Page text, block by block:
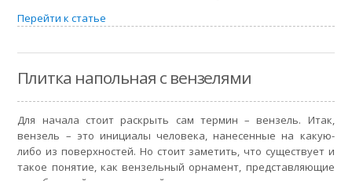
Перейти к статье
Плитка напольная с вензелями
Для начала стоит раскрыть сам термин – вензель. Итак,
вензель – это инициалы человека, нанесенные на какую-
либо из поверхностей. Но стоит заметить, что существует и
такое понятие, как вензельный орнамент, представляющие